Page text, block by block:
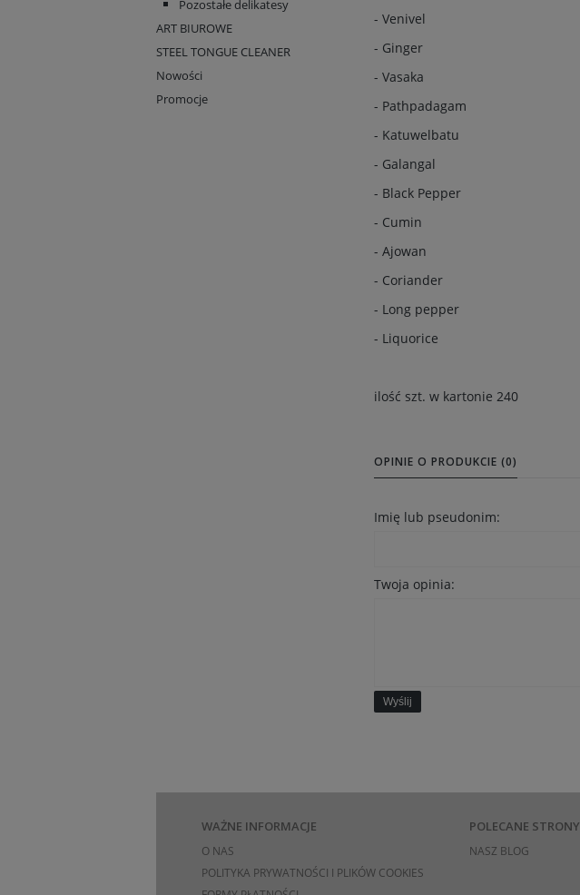
Pozostałe delikatesy
ART BIUROWE
STEEL TONGUE CLEANER
Nowości
Promocje
- Venivel
- Ginger
- Vasaka
- Pathpadagam
- Katuwelbatu
- Galangal
- Black Pepper
- Cumin
- Ajowan
- Coriander
- Long pepper
- Liquorice
ilość szt. w kartonie 240
OPINIE O PRODUKCIE (0)
Imię lub pseudonim:
Twoja opinia:
Wyślij
WAŻNE INFORMACJE
O NAS
POLITYKA PRYWATNOŚCI I PLIKÓW COOKIES
POLECANE STRONY
NASZ BLOG